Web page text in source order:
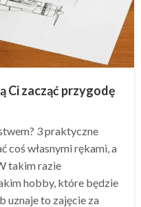
Ci zacząć przygodę
3 praktyczne
coś własnymi rękami, a
takim razie
hobby, które będzie
uznaje to zajęcie za